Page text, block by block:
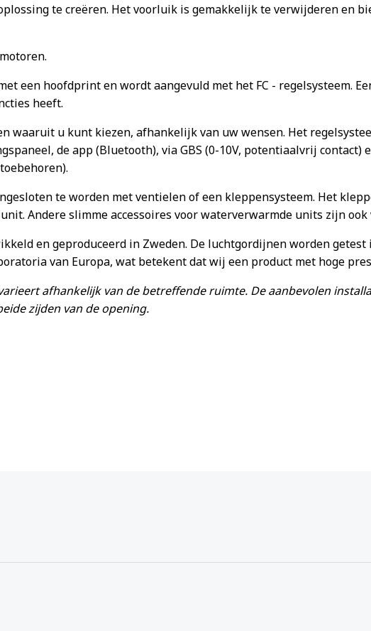
te creëren. Het voorluik is gemakkelijk te verwijderen en
een hoofdprint en wordt aangevuld met het FC - regelsysteem.
heeft.
waaruit u kunt kiezen, afhankelijk van uw wensen. Het
de app (Bluetooth), via GBS (0-10V, potentiaalvrij contact)
te worden met ventielen of een kleppensysteem. Het
Andere slimme accessoires voor waterverwarmde units zijn
en geproduceerd in Zweden. De luchtgordijnen worden getest
van Europa, wat betekent dat wij een product met hoge
afhankelijk van de betreffende ruimte. De aanbevolen
zijden van de opening.